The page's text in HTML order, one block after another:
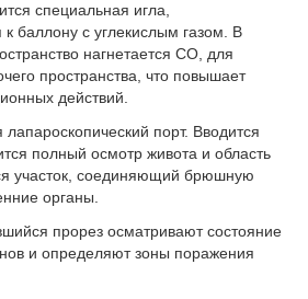
специальная игла,
баллону с углекислым газом. В
нагнетается CO, для
пространства, что повышает
действий.
лапароскопический порт. Вводится
полный осмотр живота и область
участок, соединяющий брюшную
органы.
прорез осматривают состояние
и определяют зоны поражения